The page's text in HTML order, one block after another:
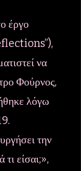
έργο
να
Φούρνος,
λόγω
την
είσαι;»,